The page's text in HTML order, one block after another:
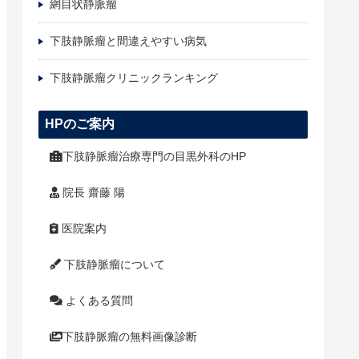
網目状静脈瘤
下肢静脈瘤と間違えやすい病気
下肢静脈瘤クリニックランキング
HPのご案内
下肢静脈瘤治療専門の目黒外科のHP
院長 齋藤 陽
医院案内
下肢静脈瘤について
よくある質問
下肢静脈瘤の無料画像診断